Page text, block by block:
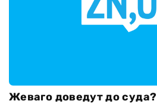
Жеваго доведут до суда?